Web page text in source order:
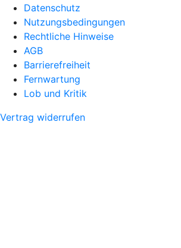
Datenschutz
Nutzungsbedingungen
Rechtliche Hinweise
AGB
Barrierefreiheit
Fernwartung
Lob und Kritik
Vertrag widerrufen